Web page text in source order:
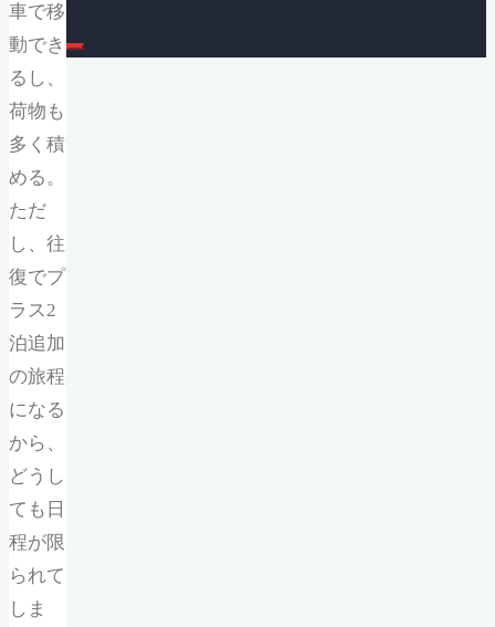
車で移
動でき
るし、
荷物も
多く積
める。
ただ
し、往
復でプ
ラス2
泊追加
の旅程
になる
から、
どうし
ても日
程が限
られて
しま